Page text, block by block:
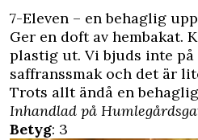
7-Eleven – en behaglig
Ger en doft av hembakat.
plastig ut. Vi bjuds inte
saffranssmak och det är
Trots allt ändå en
Inhandlad på
Betyg: 3